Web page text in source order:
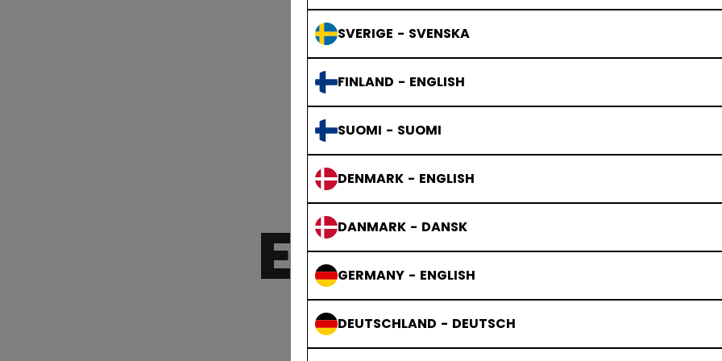
SVERIGE - SVENSKA
FINLAND - ENGLISH
SUOMI - SUOMI
DENMARK - ENGLISH
DANMARK - DANSK
GERMANY - ENGLISH
DEUTSCHLAND - DEUTSCH
EISHOCKEY-